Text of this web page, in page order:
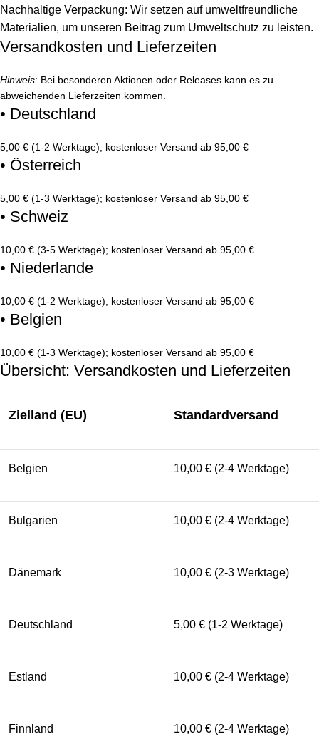
Nachhaltige Verpackung: Wir setzen auf umweltfreundliche
Materialien, um unseren Beitrag zum Umweltschutz zu leisten.
Versandkosten und Lieferzeiten
Hinweis: Bei besonderen Aktionen oder Releases kann es zu
abweichenden Lieferzeiten kommen.
• Deutschland
5,00 € (1-2 Werktage); kostenloser Versand ab 95,00 €
• Österreich
5,00 € (1-3 Werktage); kostenloser Versand ab 95,00 €
• Schweiz
10,00 € (3-5 Werktage); kostenloser Versand ab 95,00 €
• Niederlande
10,00 € (1-2 Werktage); kostenloser Versand ab 95,00 €
• Belgien
10,00 € (1-3 Werktage); kostenloser Versand ab 95,00 €
Übersicht: Versandkosten und Lieferzeiten
Zielland (EU) Standardversand
Belgien 10,00 € (2-4 Werktage)
Bulgarien 10,00 € (2-4 Werktage)
Dänemark 10,00 € (2-3 Werktage)
Deutschland 5,00 € (1-2 Werktage)
Estland 10,00 € (2-4 Werktage)
Finnland 10,00 € (2-4 Werktage)